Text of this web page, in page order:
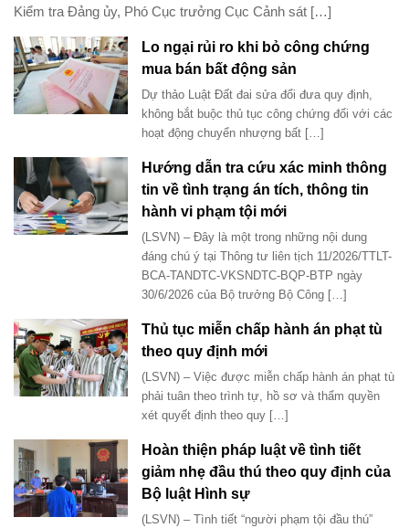
Kiểm tra Đảng ủy, Phó Cục trưởng Cục Cảnh sát […]
Lo ngại rủi ro khi bỏ công chứng
mua bán bất động sản
Dự thảo Luật Đất đai sửa đổi đưa quy định,
không bắt buộc thủ tục công chứng đối với các
hoạt động chuyển nhượng bất […]
Hướng dẫn tra cứu xác minh thông
tin về tình trạng án tích, thông tin
hành vi phạm tội mới
(LSVN) – Đây là một trong những nội dung
đáng chú ý tại Thông tư liên tịch 11/2026/TTLT-
BCA-TANDTC-VKSNDTC-BQP-BTP ngày
30/6/2026 của Bộ trưởng Bộ Công […]
Thủ tục miễn chấp hành án phạt tù
theo quy định mới
(LSVN) – Việc được miễn chấp hành án phạt tù
phải tuân theo trình tự, hồ sơ và thẩm quyền
xét quyết định theo quy […]
Hoàn thiện pháp luật về tình tiết
giảm nhẹ đầu thú theo quy định của
Bộ luật Hình sự
(LSVN) – Tình tiết “người phạm tội đầu thú”